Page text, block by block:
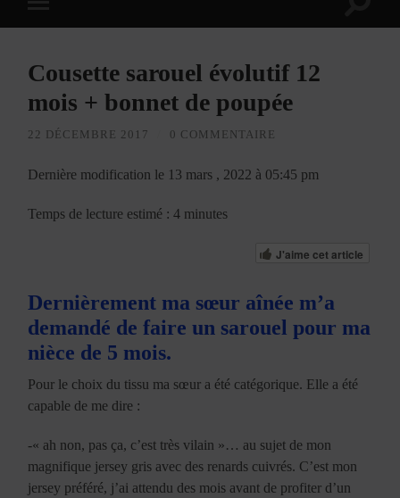
à
mobile
Cousette sarouel évolutif 12
mois + bonnet de poupée
22 DÉCEMBRE 2017 0 COMMENTAIRE
Dernière modification le 13 mars , 2022 à 05:45 pm
Temps de lecture estimé : 4 minutes
J'aime cet article
Dernièrement ma sœur aînée m’a
demandé de faire un sarouel pour ma
nièce de 5 mois.
Pour le choix du tissu ma sœur a été catégorique. Elle a été
capable de me dire :
-« ah non, pas ça, c’est très vilain »… au sujet de mon
magnifique jersey gris avec des renards cuivrés. C’est mon
jersey préféré, j’ai attendu des mois avant de profiter d’un